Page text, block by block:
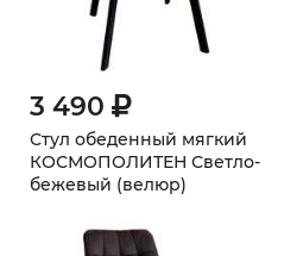
3 490
Стул обеденный мягкий
КОСМОПОЛИТЕН Светло-
бежевый (велюр)